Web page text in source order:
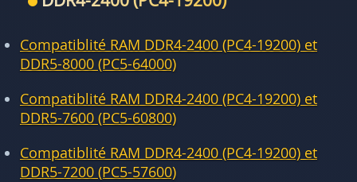
Compatiblité RAM DDR4-2400 (PC4-19200) et
DDR5-8000 (PC5-64000)
Compatiblité RAM DDR4-2400 (PC4-19200) et
DDR5-7600 (PC5-60800)
Compatiblité RAM DDR4-2400 (PC4-19200) et
DDR5-7200 (PC5-57600)